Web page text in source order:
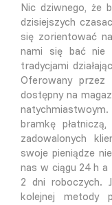
Nic dziwnego, że
dzisiejszych
się zorientować
nami się bać nie
tradycjami
Oferowany
dostępny na
bramkę
zadowalonych
swoje pieniądze
nas w ciągu 24 h
2 dni roboczych.
kolejnej metody